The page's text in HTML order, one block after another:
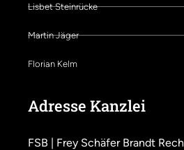
Lisbet Steinrücke
Martin Jäger
Florian Kelm
Adresse Kanzlei
FSB | Frey Schäfer Brandt